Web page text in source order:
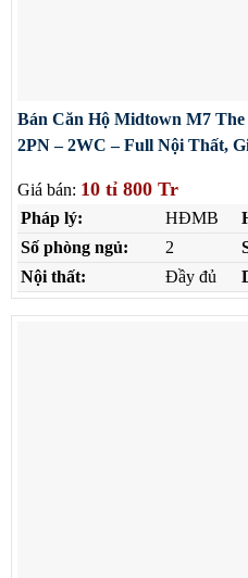
Bán Căn Hộ Midtown M7 The
2PN – 2WC – Full Nội Thất,
Giá bán: 10 tỉ 800 Tr
Pháp lý: HĐMB
Số phòng ngủ:
2
Nội thất:
Đầy đủ